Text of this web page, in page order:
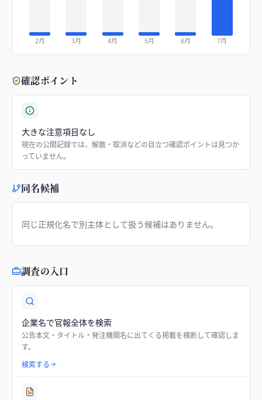
2月 3月 4月 5月 6月 7月
確認ポイント
大きな注意項目なし
現在の公開記録では、解散・取消などの目立つ確認ポイントは見つか
っていません。
同名候補
同じ正規化名で別主体として扱う候補はありません。
調査の入口
企業名で官報全体を検索
公告本文・タイトル・発注機関名に出てくる掲載を横断して確認しま
す。
検索する